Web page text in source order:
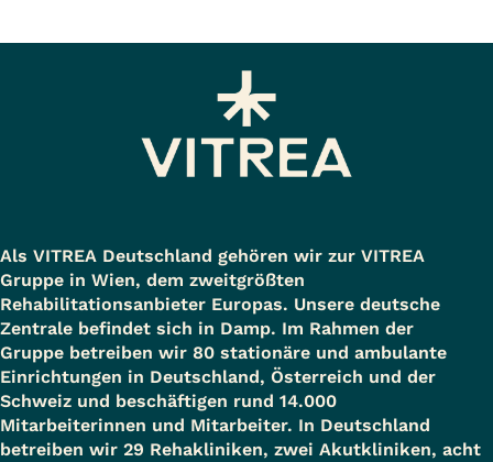
Hand. Die Klinik verfügt über 203
Betten, 30 teilstationäre
onkologische Plätze und 30
ambulante psychosomatische
Die Klinik bietet
Rehabilitationsmaßnahmen und
Anschlussheilbehandlungen bei
diesen Krebserkrankungen an:
Uro-Onkologie und Urologie
Genesung gehen. Unsere Klinik liegt
mitten im Naturpark
Lauenburgische Seen in der Nähe
von Mölln. Kinder und erwachsene
Unsere Klinik bietet Ihnen
Anschlussheil- und
Heilbehandlungen bei diesen
Erkrankungen des Magen-Darm-
Traktes an:
und teilstationäre Leistungen sowie
ambulante Rehabilitationen. Die
Klinik Rabenstein liegt im
idyllischen Nidda-Bad Salzhausen.
bewahrt und lädt zum Wohlfühlen
und Erholen ein. Die Klinik
beschäftigt etwa 170 Mitarbeiter, die
interdisziplinär eng
zusammenarbeiten.
Als VITREA Deutschland gehören wir zur VITREA
Gruppe in Wien, dem zweitgrößten
Rehabilitationsanbieter Europas. Unsere deutsche
Zentrale befindet sich in Damp. Im Rahmen der
Gruppe betreiben wir 80 stationäre und ambulante
Einrichtungen in Deutschland, Österreich und der
Schweiz und beschäftigen rund 14.000
Mitarbeiterinnen und Mitarbeiter. In Deutschland
betreiben wir 29 Rehakliniken, zwei Akutkliniken, acht